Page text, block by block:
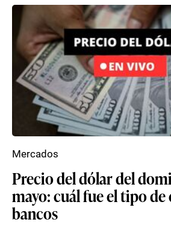
Precio del dólar del
mayo: cuál fue el tipo
bancos
Mercados